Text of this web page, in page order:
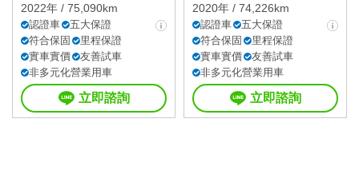
2022年 / 75,090km
認證車
五大保證
符合保固
里程保證
實車實價
友善試車
非多元化營業用車
立即諮詢
2020年 / 74,226km
認證車
五大保證
符合保固
里程保證
實車實價
友善試車
非多元化營業用車
立即諮詢